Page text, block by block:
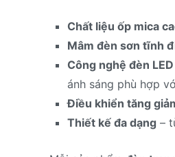
Chất liệu ốp mica
Mâm đèn sơn tĩnh
Công nghệ đèn
ánh sáng phù hợp
Điều khiển tăng
Thiết kế đa dạng–